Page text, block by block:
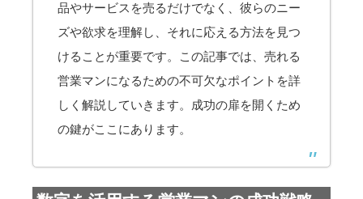
品やサービスを売るだけでなく、彼らのニー
ズや欲求を理解し、それに応える方法を見つ
けることが重要です。この記事では、売れる
営業マンになるための不可欠なポイントを詳
しく解説していきます。成功の扉を開くため
の鍵がここにあります。